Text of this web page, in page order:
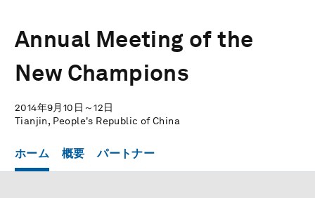
Annual Meeting of the
New Champions
2014年9月10日～12日
Tianjin, People's Republic of China
ホーム 概要 パートナー